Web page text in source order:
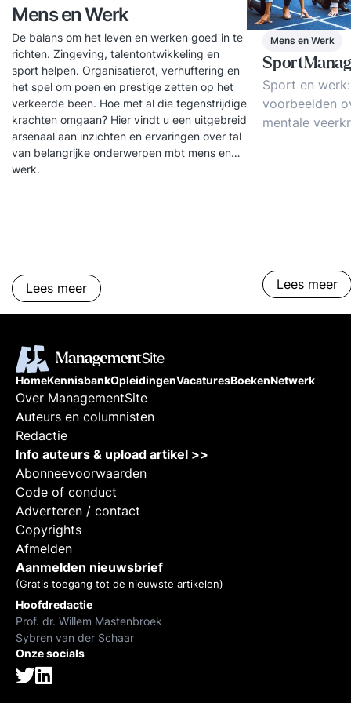
invloed uitoefent op het versterken of veranderen
van de organisatiecultuur. Management in de
sport In deze lessen leer je het belang van HRM
binnen een sportorganisatie en weet je wat
operationeel management in de sportwereld
inhoudt. Daarnaast leer je het belang van
financieel management binnen sportorganisaties
en ontdek je de verschillen tussen marketing van
sport en marketing via sport.
Mens en Werk
De balans om het leven en werken goed in te
richten. Zingeving, talentontwikkeling en
sport helpen. Organisatierot, verhuftering en
het spel om poen en prestige zetten op het
verkeerde been. Hoe met al die tegenstrijdige
krachten omgaan? Hier vindt u een uitgebreid
arsenaal aan inzichten en ervaringen over tal
van belangrijke onderwerpen mbt mens en
werk.
Lees meer
Mens en Werk
Sport en
voorbeelden
mentale
Lees meer
HomeKennisbankOpleidingenVacaturesBoekenNetwerk
Over ManagementSite
Auteurs en columnisten
Redactie
Info auteurs & upload artikel >>
Abonneevoorwaarden
Code of conduct
Adverteren / contact
Copyrights
Afmelden
Aanmelden nieuwsbrief
(Gratis toegang tot de nieuwste artikelen)
Hoofdredactie
Prof. dr. Willem Mastenbroek
Sybren van der Schaar
Onze socials